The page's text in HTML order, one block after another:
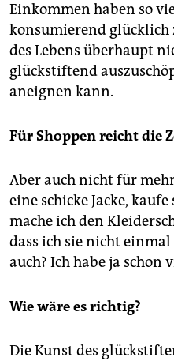
Einkommen haben so
konsumierend glücklich
des Lebens überhaupt
glückstiftend
aneignen kann.
Für Shoppen reicht die
Aber auch nicht für
eine schicke Jacke,
mache ich den
dass ich sie nicht einmal
auch? Ich habe ja schon
Wie wäre es richtig?
Die Kunst des